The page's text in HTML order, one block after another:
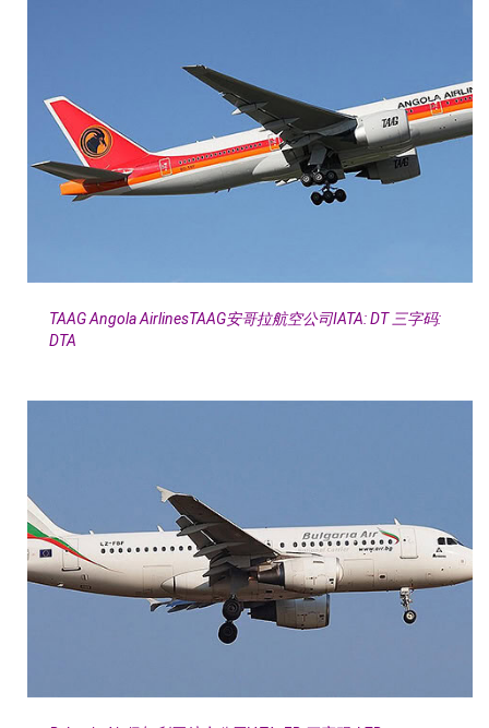
TAAG Angola AirlinesTAAG安哥拉航空公司IATA: DT 三字码:
DTA